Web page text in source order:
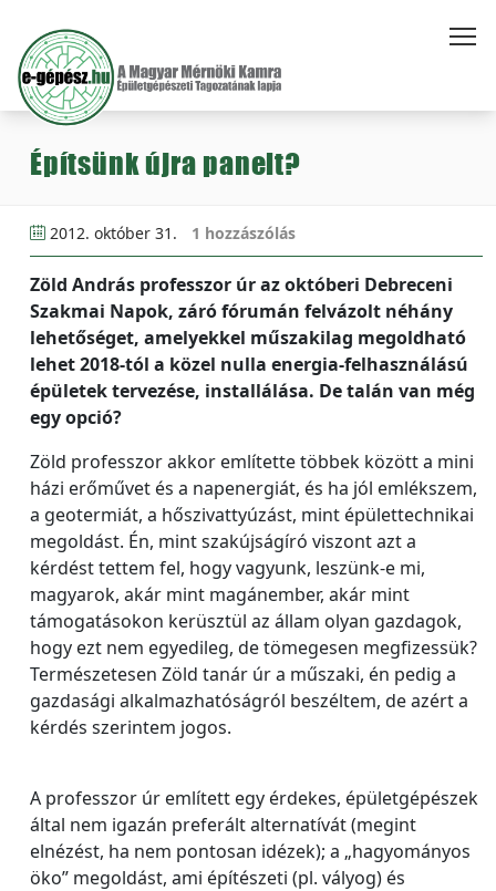
Építsünk újra panelt?
2012. október 31. 1 hozzászólás
Zöld András professzor úr az októberi Debreceni
Szakmai Napok, záró fórumán felvázolt néhány
lehetőséget, amelyekkel műszakilag megoldható
lehet 2018-tól a közel nulla energia-felhasználású
épületek tervezése, installálása. De talán van még
egy opció?
Zöld professzor akkor említette többek között a mini
házi erőművet és a napenergiát, és ha jól emlékszem,
a geotermiát, a hőszivattyúzást, mint épülettechnikai
megoldást. Én, mint szakújságíró viszont azt a
kérdést tettem fel, hogy vagyunk, leszünk-e mi,
magyarok, akár mint magánember, akár mint
támogatásokon kerüsztül az állam olyan gazdagok,
hogy ezt nem egyedileg, de tömegesen megfizessük?
Természetesen Zöld tanár úr a műszaki, én pedig a
gazdasági alkalmazhatóságról beszéltem, de azért a
kérdés szerintem jogos.
A professzor úr említett egy érdekes, épületgépészek
által nem igazán preferált alternatívát (megint
elnézést, ha nem pontosan idézek); a „hagyományos
öko” megoldást, ami építészeti (pl. vályog) és